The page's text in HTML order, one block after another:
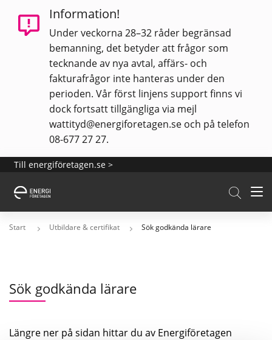
Information!
Under veckorna 28–32 råder begränsad
bemanning, det betyder att frågor som
tecknande av nya avtal, affärs- och
fakturafrågor inte hanteras under den
perioden. Vår först linjens support finns vi
dock fortsatt tillgängliga via mejl
wattityd@energiforetagen.se och på telefon
08-677 27 27.
Till energiföretagen.se >
Start Utbildare & certifikat Sök godkända lärare
Sök godkända lärare
Längre ner på sidan hittar du av Energiföretagen